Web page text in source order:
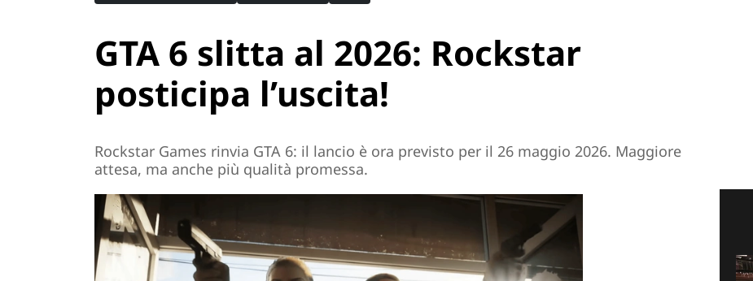
GTA 6 slitta al 2026: Rockstar
posticipa l’uscita!
Rockstar Games rinvia GTA 6: il lancio è ora previsto per il 26 maggio 2026. Maggiore
attesa, ma anche più qualità promessa.